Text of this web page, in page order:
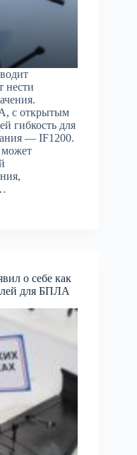
нести
с открытым
гибкость для
— IF1200.
может
о себе как
для БПЛА